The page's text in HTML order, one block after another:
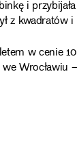
i
z kwadratów
w cenie 10
Wrocławiu